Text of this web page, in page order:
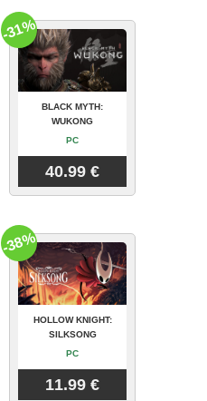
BLACK MYTH:
WUKONG
PC
40.99 €
-31%
HOLLOW KNIGHT:
SILKSONG
PC
11.99 €
-38%